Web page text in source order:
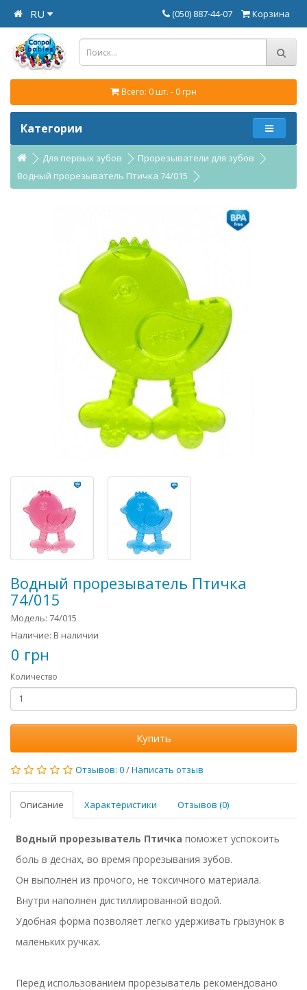
RU Корзина
(050) 887-44-07
Всего: 0 шт. - 0 грн
Категории
Для первых зубов
Прорезыватели для зубов
Водный прорезыватель Птичка 74/015
Водный прорезыватель Птичка
74/015
Модель: 74/015
Наличие: В наличии
0 грн
Количество
Купить
Отзывов: 0/Написать отзыв
Описание Характеристики Отзывов (0)
Водный прорезыватель Птичка поможет успокоить
боль в деснах, во время прорезывания зубов.
Он выполнен из прочого, не токсичного материала.
Внутри наполнен дистиллированной водой.
Удобная форма позволяет легко удерживать грызунок в
маленьких ручках.
Перед использованием прорезыватель рекомендовано